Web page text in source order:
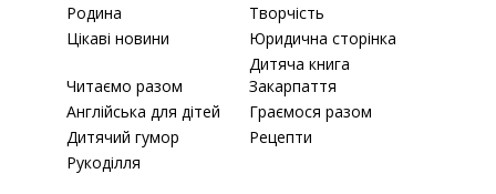
Родина
Творчість
Цікаві новини
Юридична сторінка
Читаємо разом
Дитяча книга
Закарпаття
Англійська для дітей
Граємося разом
Дитячий гумор
Рецепти
Рукоділля